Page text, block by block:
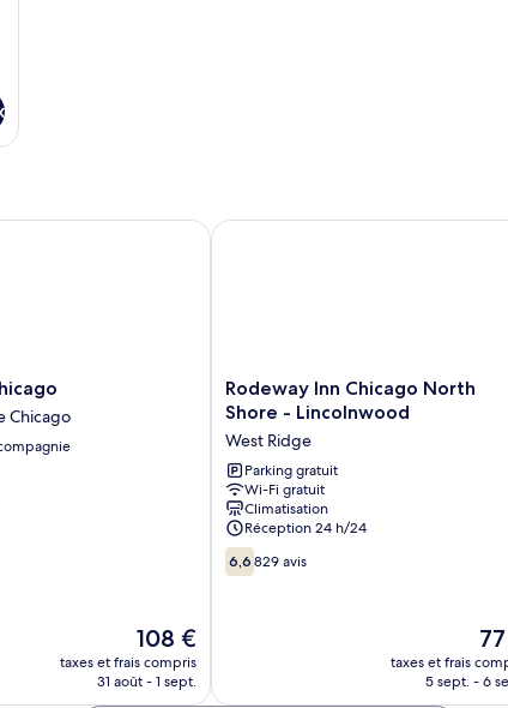
Chicago
Le
nouveau
prix
108 €
taxes et frais compris
31 août - 1 sept.
Rodeway
Inn
North
Shore
-
Lincolnwood
West
Ridge
Rodeway Inn Chicago North
Shore - Lincolnwood
West Ridge
Parking gratuit
Wi-Fi gratuit
Climatisation
Réception 24 h/24
6.6
sur
6,6 829 avis
Le
prix
taxes et frais
5 sept. - 6
Rodeway Inn Chicago North